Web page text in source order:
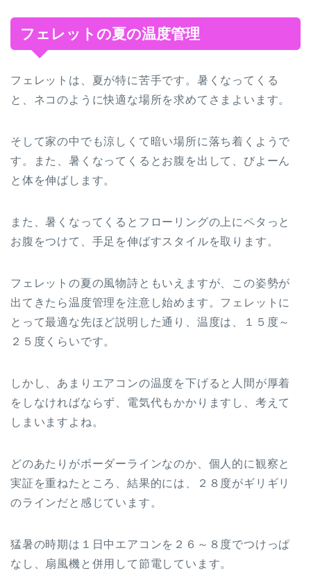
フェレットの夏の温度管理
フェレットは、夏が特に苦手です。暑くなってくる
と、ネコのように快適な場所を求めてさまよいます。
そして家の中でも涼しくて暗い場所に落ち着くようで
す。また、暑くなってくるとお腹を出して、びよーん
と体を伸ばします。
また、暑くなってくるとフローリングの上にペタっと
お腹をつけて、手足を伸ばすスタイルを取ります。
フェレットの夏の風物詩ともいえますが、この姿勢が
出てきたら温度管理を注意し始めます。フェレットに
とって最適な先ほど説明した通り、温度は、１５度～
２５度くらいです。
しかし、あまりエアコンの温度を下げると人間が厚着
をしなければならず、電気代もかかりますし、考えて
しまいますよね。
どのあたりがボーダーラインなのか、個人的に観察と
実証を重ねたところ、結果的には、２８度がギリギリ
のラインだと感じています。
猛暑の時期は１日中エアコンを２６～８度でつけっぱ
なし、扇風機と併用して節電しています。